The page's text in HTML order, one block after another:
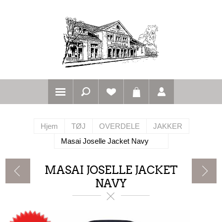
Hjem TØJ OVERDELE
JAKKER
Masai Joselle Jacket Navy
MASAI JOSELLE JACKET
NAVY